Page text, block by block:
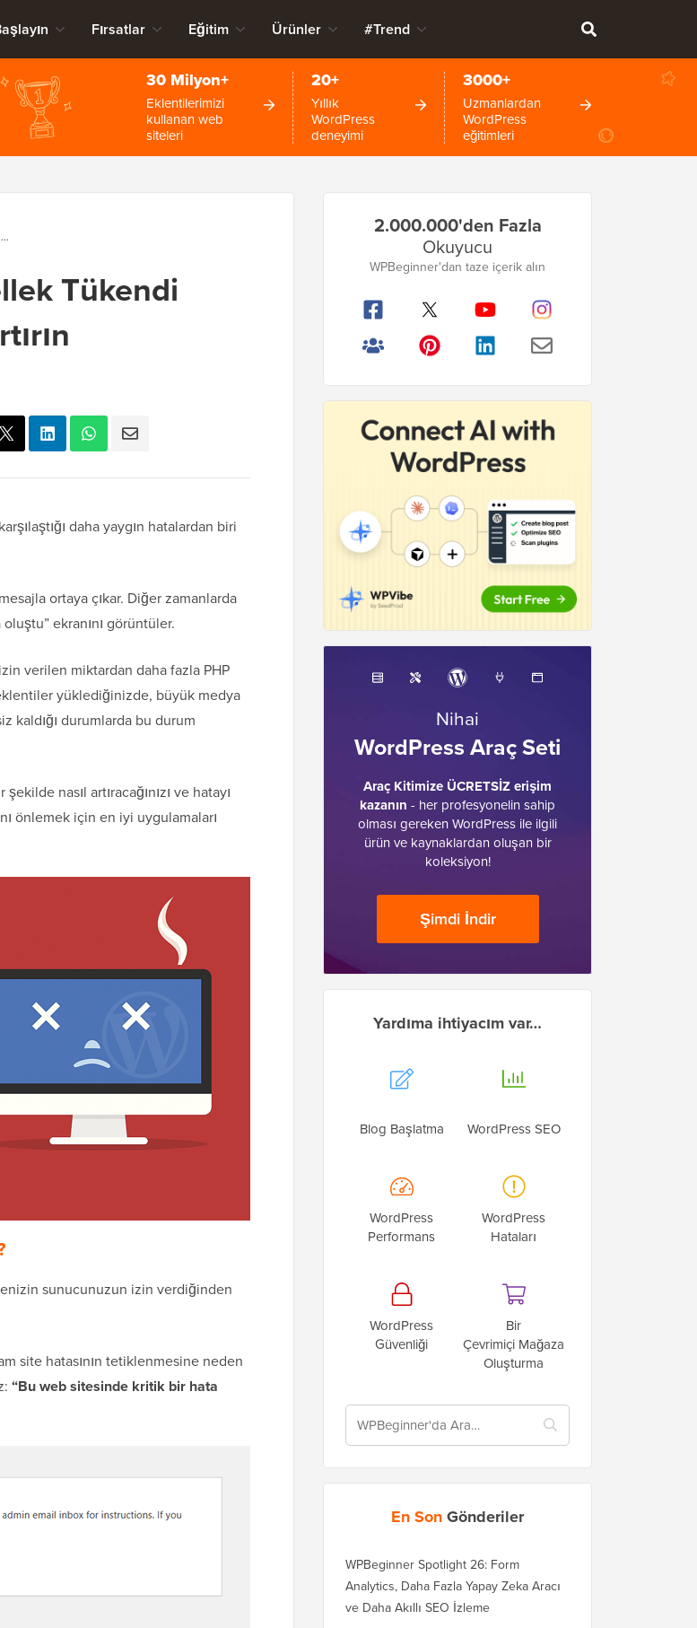
Fırsatlar Eğitim Ürünler #Trend
30 Milyon+
Eklentilerimizi
kullanan web
siteleri
20+
Yıllık
WordPress
deneyimi
3000+
Uzmanlardan
WordPress
eğitimleri
Tükendi
daha yaygın hatalardan biri
ortaya çıkar. Diğer zamanlarda
ekranını görüntüler.
verilen miktardan daha fazla PHP
yüklediğinizde, büyük medya
kaldığı durumlarda bu durum
nasıl artıracağınızı ve hatayı
önlemek için en iyi uygulamaları
sunucunuzun izin verdiğinden
site hatasının tetiklenmesine neden
“Bu web sitesinde kritik bir hata
Kenar
Çubuğu
2.000.000'den Fazla
Okuyucu
WPBeginner'dan taze içerik alın
Nihai
WordPress Araç Seti
Araç Kitimize ÜCRETSİZ erişim
kazanın - her profesyonelin sahip
olması gereken WordPress ile ilgili
ürün ve kaynaklardan oluşan bir
koleksiyon!
Şimdi İndir
Yardıma ihtiyacım var…
Blog Başlatma WordPress SEO
WordPress
Performans
WordPress
Hataları
WordPress
Güvenliği
Bir
Çevrimiçi Mağaza
Oluşturma
En SonGönderiler
WPBeginner Spotlight 26: Form
Analytics, Daha Fazla Yapay Zeka Aracı
ve Daha Akıllı SEO İzleme